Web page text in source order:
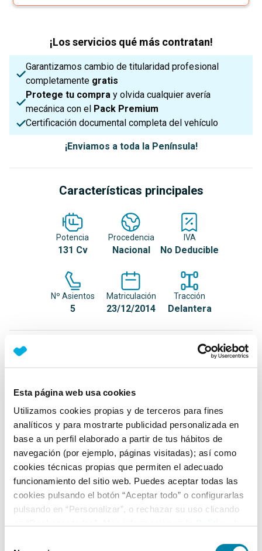
Esta página web usa cookies
Utilizamos cookies propias y de terceros para fines
analíticos y para mostrarte publicidad personalizada en
base a un perfil elaborado a partir de tus hábitos de
navegación (por ejemplo, páginas visitadas); así como
cookies técnicas propias que permiten el adecuado
funcionamiento del sitio web. Puedes aceptar todas las
cookies pulsando el botón “Aceptar todo” o configurarlas
pulsando en “Personalizar”, o rechazar su uso clicando
¡Los servicios qué más contratan!
Garantizamos cambio de titularidad profesional
completamente gratis
Protege tu compra y olvida cualquier avería
mecánica con el Pack Premium
Certificación documental completa del vehículo
¡Enviamos a toda la Península!
Características principales
Potencia
131 Cv
Procedencia
Nacional
IVA
No Deducible
Nº Asientos
5
Matriculación
23/12/2014
Tracción
Delantera
Luz de día LED
Acceso sin llave (Llave inteligente)
+ Ver todos
Ficha técnica